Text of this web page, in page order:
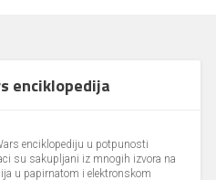
enciklopedija
enciklopediju u potpunosti
su sakupljani iz mnogih izvora na
u papirnatom i elektronskom